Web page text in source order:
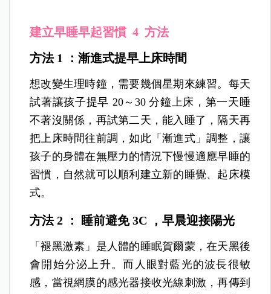
建立早睡早起習慣 4 方法
方法 1 ：漸進式提早上床時間
想改變生理時鐘，需要幾個星期來練習。每天
試著讓孩子提早 20～30 分鐘上床，第一天睡
不著沒關係，再試第二天，能入睡了，隔天再
把上床時間往前調，如此「漸進式」調整，讓
孩子的身體在無壓力的情況下慢慢適應早睡的
習慣，自然就可以順利建立新的睡覺、起床模
式。
方法 2 ： 睡前避免 3C ，早晨迎接陽光
「褪黑激素」是人體的睡眠賀爾蒙，在天黑後
會開始分泌上升。而人眼對藍光的波長很敏
感，當視網膜的感光器接收光線刺激，再傳到